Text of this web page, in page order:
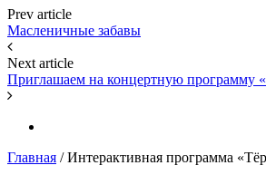
Prev article
Масленичные забавы
Next article
Приглашаем на концертную
Главная /Интерактивная программа